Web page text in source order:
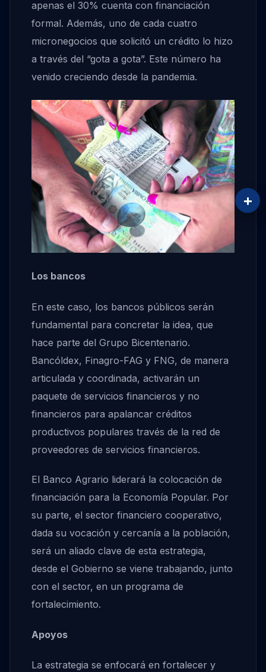
apenas el 30% cuenta con financiación
formal. Además, uno de cada cuatro
micronegocios que solicitó un crédito lo hizo
a través del “gota a gota”. Este número ha
venido creciendo desde la pandemia.
Los bancos
En este caso, los bancos públicos serán
fundamental para concretar la idea, que
hace parte del Grupo Bicentenario.
Bancóldex, Finagro-FAG y FNG, de manera
articulada y coordinada, activarán un
paquete de servicios financieros y no
financieros para apalancar créditos
productivos populares través de la red de
proveedores de servicios financieros.
El Banco Agrario liderará la colocación de
financiación para la Economía Popular. Por
su parte, el sector financiero cooperativo,
dada su vocación y cercanía a la población,
será un aliado clave de esta estrategia,
desde el Gobierno se viene trabajando, junto
con el sector, en un programa de
fortalecimiento.
Apoyos
La estrategia se enfocará en fortalecer y
+